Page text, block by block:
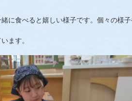
に食べると嬉しい様子です。個々の様
ます。